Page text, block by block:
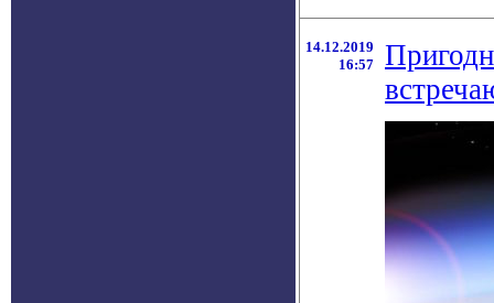
14.12.2019
16:57